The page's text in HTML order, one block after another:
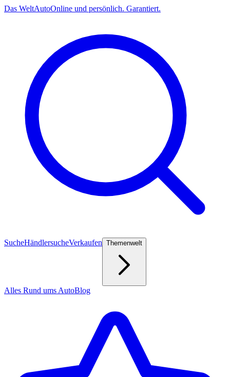
Das WeltAutoOnline und persönlich. Garantiert.
SucheHändlersucheVerkaufen Themenwelt
Alles Rund ums AutoBlog